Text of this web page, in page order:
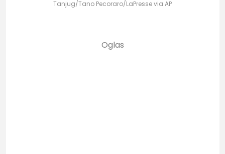
Tanjug/Tano Pecoraro/LaPresse via AP